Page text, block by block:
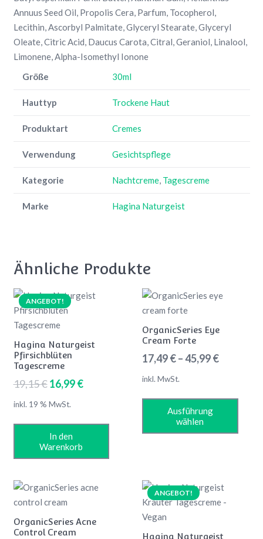
Annuus Seed Oil, Propolis Cera, Parfum, Tocopherol,
Lecithin, Ascorbyl Palmitate, Glyceryl Stearate, Glyceryl
Oleate, Citric Acid, Daucus Carota, Citral, Geraniol, Linalool,
Limonene, Alpha-Isomethyl Ionone
Größe
30ml
Hauttyp Trockene Haut
Produktart Cremes
Verwendung Gesichtspflege
Kategorie Nachtcreme, Tagescreme
Marke Hagina Naturgeist
Ähnliche Produkte
ANGEBOT!
Hagina Naturgeist
Pfirsichblüten
Tagescreme
19,15€ Ursprünglicher
19,15 €
16,99€Aktueller
16,99 €.
inkl. 19 % MwSt.
In den
Warenkorb
OrganicSeries Eye
Cream Forte
17,49€–45,99€
inkl. MwSt.
Ausführung
wählen
OrganicSeries Acne
Control Cream
ANGEBOT!
Hagina Naturgeist